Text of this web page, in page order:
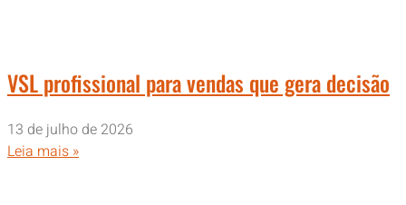
VSL profissional para vendas que gera decisão
13 de julho de 2026
Leia mais »